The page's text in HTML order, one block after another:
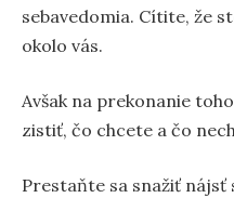
sebavedomia. Cítite, že
okolo vás.
Avšak na prekonanie
zistiť, čo chcete a čo
Prestaňte sa snažiť